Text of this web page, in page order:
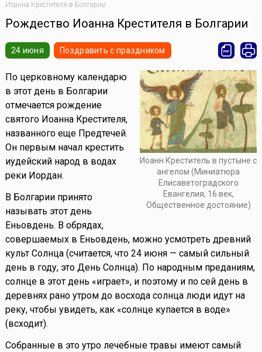
Иоанна Крестителя в Болгарии
Рождество Иоанна Крестителя в Болгарии
24 июня Поздравить с праздником
Иоанн Креститель в пустыне с
ангелом (Миниатюра
Елисаветоградского
Евангелия, 16 век,
Общественное достояние)
По церковному календарю
в этот день в Болгарии
отмечается рождение
святого Иоанна Крестителя,
названного еще Предтечей.
Он первым начал крестить
иудейский народ в водах
реки Иордан.
В Болгарии принято
называть этот день
Еньовдень. В обрядах,
совершаемых в Еньовдень, можно усмотреть древний
культ Солнца (считается, что 24 июня — самый сильный
день в году, это День Солнца). По народным преданиям,
солнце в этот день «играет», и поэтому и по сей день в
деревнях рано утром до восхода солнца люди идут на
реку, чтобы увидеть, как «солнце купается в воде»
(всходит).
Собранные в это утро лечебные травы имеют самый